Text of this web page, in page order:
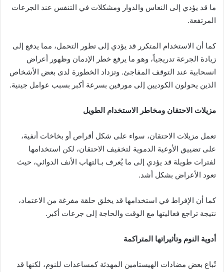
ما قد يؤدي إلى النعاس والدوار ومشكلات في التنفس عند الجرعات
المرتفعة.
كما أن الاستخدام المتكرر قد يؤدي إلى تطور التحمل، مما يدفع إلى
زيادة الجرعة تدريجياً، وهو ما يرفع خطر الإدمان وظهور أعراض
انسحابية عند التوقف المفاجئ. وتزداد الخطورة لدى بعض الأشخاص
الذين يحولون الكوديين إلى مورفين بسرعة أكبر بسبب عوامل جينية.
مزيلات الاحتقان ومخاطر الاستخدام الطويل
تعمل مزيلات الاحتقان، سواء على شكل أقراص أو بخاخات أنفية،
على تضييق الأوعية الدموية لتخفيف الاحتقان، لكن استخدامها
لفترات طويلة قد يؤدي إلى ما يُعرف بـالتهاب الأنف الدوائي، حيث
تعود الأعراض بشكل أشد.
كما أن الإفراط في استخدامها قد يخلق حلقة مفرغة من الاعتماد،
نتيجة تراجع فعاليتها مع الوقت والحاجة إلى جرعات أكبر.
أدوية النوم وتأثيراتها المتراكمة
تُباع بعض مضادات الهيستامين المهدئة كمساعدات للنوم، لكنها قد